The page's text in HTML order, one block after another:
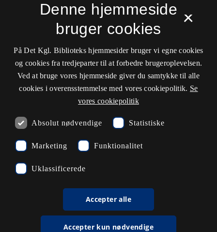
Driftsstatus
Cookieindstillinger
Kontaktinformationer
Åbningstider
33 47 47 47
EAN: 5798000795297
×
Denne hjemmeside
bruger cookies
På Det Kgl. Biblioteks hjemmesider bruger vi egne cookies
og cookies fra tredjeparter til at forbedre brugeroplevelsen.
Ved at bruge vores hjemmeside giver du samtykke til alle
cookies i overensstemmelse med vores cookiepolitik. Se
vores cookiepolitik
Absolut nødvendige Statistiske
Marketing Funktionalitet
Uklassificerede
Accepter alle
Accepter kun nødvendige